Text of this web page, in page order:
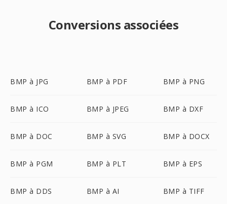
Conversions associées
BMP à JPG BMP à PDF BMP à PNG
BMP à ICO BMP à JPEG BMP à DXF
BMP à DOC BMP à SVG BMP à DOCX
BMP à PGM BMP à PLT BMP à EPS
BMP à DDS BMP à AI BMP à TIFF